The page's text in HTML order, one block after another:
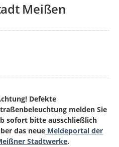
Meißen
Defekte
melden Sie
sofort bitte ausschließlich
das neue Meldeportal der
Stadtwerke.